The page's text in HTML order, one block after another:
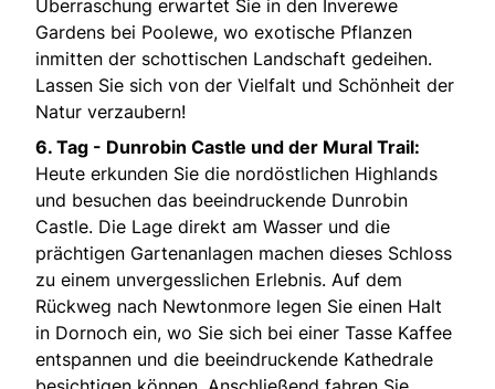
Überraschung erwartet Sie in den Inverewe
Gardens bei Poolewe, wo exotische Pflanzen
inmitten der schottischen Landschaft gedeihen.
Lassen Sie sich von der Vielfalt und Schönheit der
Natur verzaubern!
6. Tag - Dunrobin Castle und der Mural Trail:
Heute erkunden Sie die nordöstlichen Highlands
und besuchen das beeindruckende Dunrobin
Castle. Die Lage direkt am Wasser und die
prächtigen Gartenanlagen machen dieses Schloss
zu einem unvergesslichen Erlebnis. Auf dem
Rückweg nach Newtonmore legen Sie einen Halt
in Dornoch ein, wo Sie sich bei einer Tasse Kaffee
entspannen und die beeindruckende Kathedrale